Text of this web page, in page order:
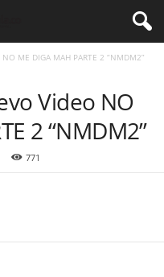
ME DIGA MAH PARTE 2 “NMDM2”
Video NO
2 “NMDM2”
771